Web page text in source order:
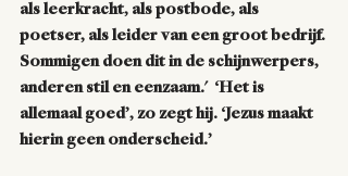
als leerkracht, als postbode, als
poetser, als leider van een groot bedrijf.
Sommigen doen dit in de schijnwerpers,
anderen stil en eenzaam.'  ‘Het is
allemaal goed’, zo zegt hij. ‘Jezus maakt
hierin geen onderscheid.’